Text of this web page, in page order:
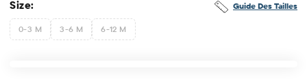
Guide Des Tailles
Size:
0-3 M 3-6 M 6-12 M